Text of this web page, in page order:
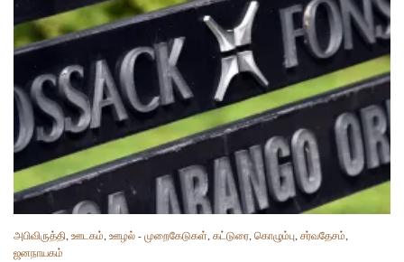
அபிவிருத்தி, ஊடகம், ஊழல் - முறைகேடுகள், கட்டுரை, கொழும்பு, சர்வதேசம்,
ஜனநாயகம்